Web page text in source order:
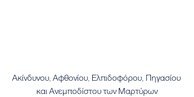
Ακίνδυνου, Αφθονίου, Ελπιδοφόρου, Πηγασίου
και Ανεμποδίστου των Μαρτύρων